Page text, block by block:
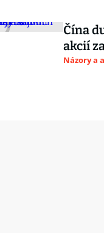
Čína
akcií
Názory a